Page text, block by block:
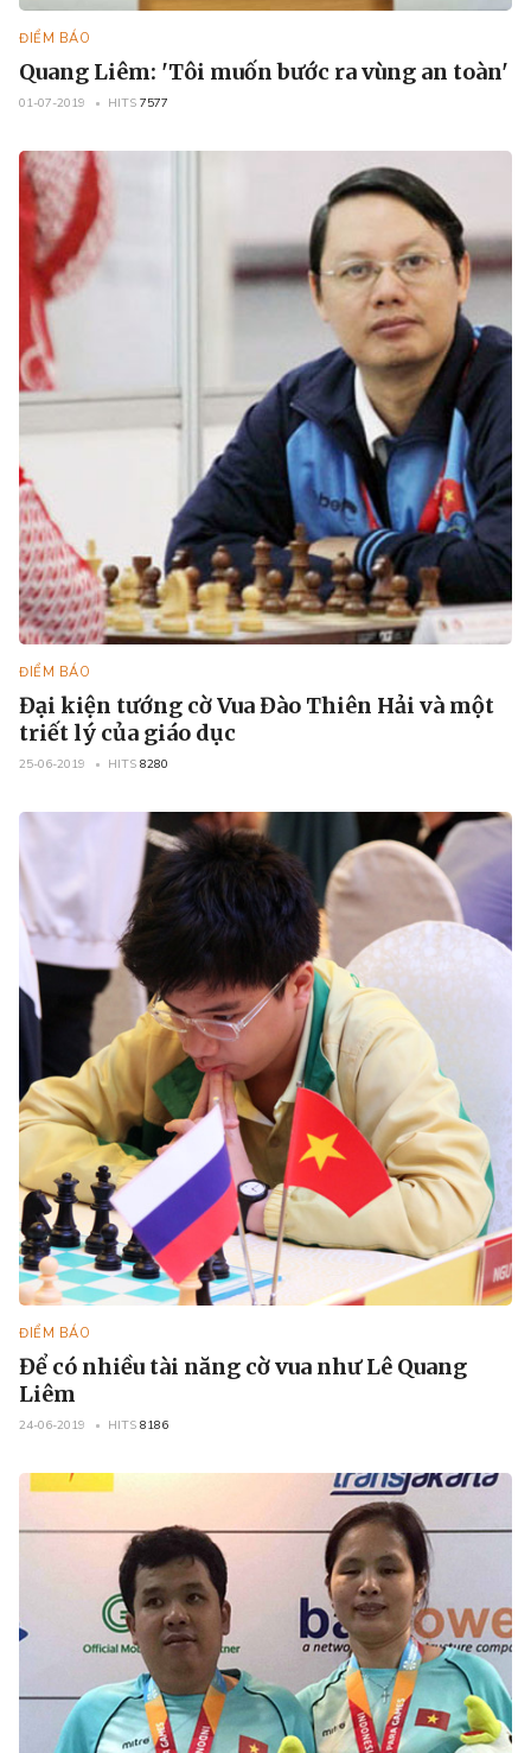
ĐIỂM BÁO
Quang Liêm: 'Tôi muốn bước ra vùng an toàn'
01-07-2019 HITS 7577
ĐIỂM BÁO
Đại kiện tướng cờ Vua Đào Thiên Hải và một
triết lý của giáo dục
25-06-2019 HITS 8280
ĐIỂM BÁO
Để có nhiều tài năng cờ vua như Lê Quang
Liêm
24-06-2019 HITS 8186